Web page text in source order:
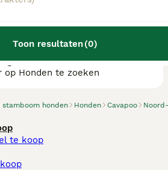
Toon resultaten(0)
honden Honden Cavapoo
Cavapoo fokkers, Asten
gevonden.
op Honden te zoeken
te koop